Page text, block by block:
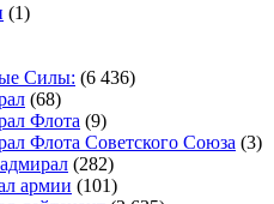
(1)
Силы: (6 436)
(68)
Флота (9)
Флота Советского Союза (3)
(282)
армии (101)